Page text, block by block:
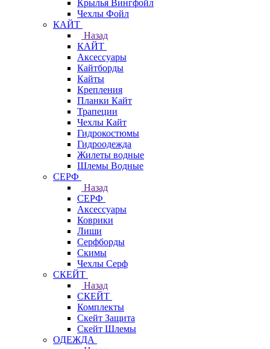
Крылья Вингфойл
Чехлы Фойл
КАЙТ
Назад
КАЙТ
Аксессуары
Кайтборды
Кайты
Крепления
Планки Кайт
Трапеции
Чехлы Кайт
Гидрокостюмы
Гидроодежда
Жилеты водные
Шлемы Водные
СЕРФ
Назад
СЕРФ
Аксессуары
Коврики
Лиши
Серфборды
Скимы
Чехлы Cерф
СКЕЙТ
Назад
СКЕЙТ
Комплекты
Скейт Защита
Скейт Шлемы
ОДЕЖДА